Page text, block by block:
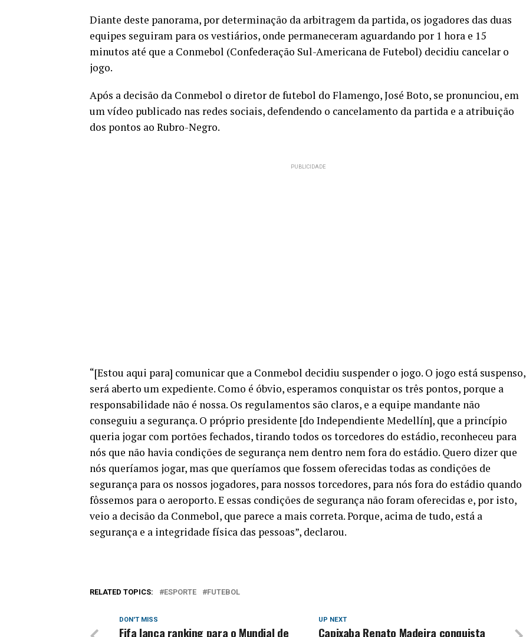
Diante deste panorama, por determinação da arbitragem da partida, os jogadores das duas
equipes seguiram para os vestiários, onde permaneceram aguardando por 1 hora e 15
minutos até que a Conmebol (Confederação Sul-Americana de Futebol) decidiu cancelar o
jogo.
Após a decisão da Conmebol o diretor de futebol do Flamengo, José Boto, se pronunciou, em
um vídeo publicado nas redes sociais, defendendo o cancelamento da partida e a atribuição
dos pontos ao Rubro-Negro.
“[Estou aqui para] comunicar que a Conmebol decidiu suspender o jogo. O jogo está suspenso,
será aberto um expediente. Como é óbvio, esperamos conquistar os três pontos, porque a
responsabilidade não é nossa. Os regulamentos são claros, e a equipe mandante não
conseguiu a segurança. O próprio presidente [do Independiente Medellín], que a princípio
queria jogar com portões fechados, tirando todos os torcedores do estádio, reconheceu para
nós que não havia condições de segurança nem dentro nem fora do estádio. Quero dizer que
nós queríamos jogar, mas que queríamos que fossem oferecidas todas as condições de
segurança para os nossos jogadores, para nossos torcedores, para nós fora do estádio quando
fôssemos para o aeroporto. E essas condições de segurança não foram oferecidas e, por isto,
veio a decisão da Conmebol, que parece a mais correta. Porque, acima de tudo, está a
segurança e a integridade física das pessoas”, declarou.
RELATED TOPICS: ESPORTE FUTEBOL
UP NEXT
Capixaba Renato Madeira conquista
DON'T MISS
Fifa lança ranking para o Mundial de